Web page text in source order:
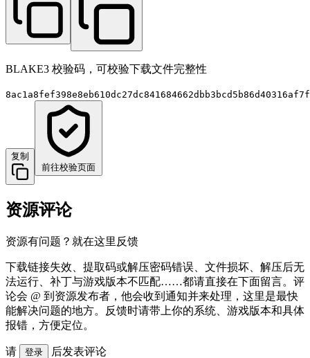
BLAKE3 校验码，可校验下载文件完整性
复制
前往校验页面
资源评论
资源有问题？就在这里反馈
下载链接失效、提取码或解压密码错误、文件损坏、解压后无
法运行、补丁与游戏版本不匹配……都请直接在下面留言。评
论会 @ 到资源发布者，他会收到通知并来处理，这里是最快
能解决问题的地方。反馈时请带上你的系统、游戏版本和具体
报错，方便定位。
请 登录 后发表评论